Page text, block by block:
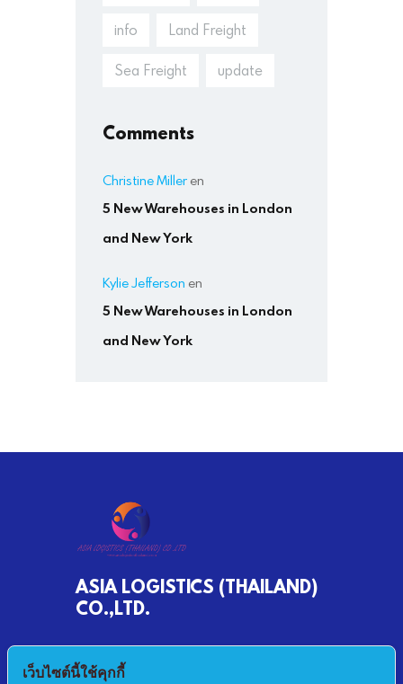
info Land Freight
Sea Freight update
Comments
Christine Miller en
5 New Warehouses in London
and New York
Kylie Jefferson en
5 New Warehouses in London
and New York
ASIA LOGISTICS (THAILAND)
CO.,LTD.
PHRASAMUTCHEDI SAMUTPRAKAN 10290
เว็บไซต์นี้ใช้คุกกี้